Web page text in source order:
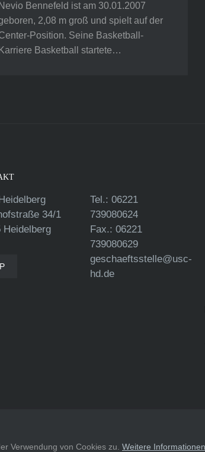
Nevio Bennefeld ist am 30.01.2007
2,08 m groß und spielt auf der
Position. Seine Basketball-
Karriere Basketball startete…
34/1
Heidelberg
Tel.: 06221
739080624
Fax.: 06221
739080629
geschaeftsstelle@usc-
hd.de
Verwendung von Cookies zu. Weitere Informationen